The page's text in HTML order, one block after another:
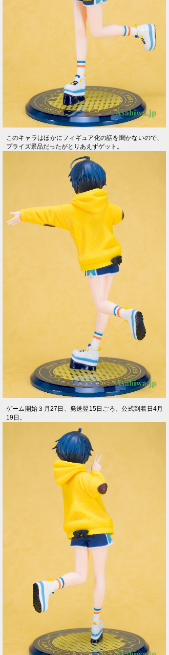
このキャラはほかにフィギュア化の話を聞かないので、
プライズ景品だったがとりあえずゲット。
ゲーム開始３月27日、発送翌15日ごろ、公式到着日4月
19日。